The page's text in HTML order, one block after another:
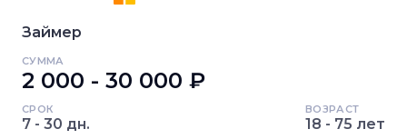
Займер
СУММА
2 000 - 30 000 ₽
СРОК
7 - 30 дн.
ВОЗРАСТ
18 - 75 лет